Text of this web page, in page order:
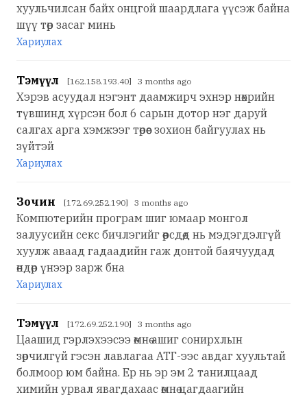
хуульчилсан байх онцгой шаардлага үүсэж байна
шүү төр засаг минь
Хариулах
Тэмүүл [162.158.193.40] 3 months ago
Хэрэв асуудал нэгэнт даамжирч эхнэр нөхрийн
түвшинд хүрсэн бол 6 сарын дотор нэг даруй
салгах арга хэмжээг төрөөс зохион байгуулах нь
зүйтэй
Хариулах
Зочин [172.69.252.190] 3 months ago
Компютерийн програм шиг юмаар монгол
залуусийн секс бичлэгийг өөрсдөд нь мэдэгдэлгүй
хуулж аваад гадаадийн гаж донтой баячуудад
өндөр үнээр зарж бна
Хариулах
Тэмүүл [172.69.252.190] 3 months ago
Цаашид гэрлэхээсээ өмнө ашиг сонирхлын
зөрчилгүй гэсэн лавлагаа АТГ-ээс авдаг хуультай
болмоор юм байна. Ер нь эр эм 2 танилцаад
химийн урвал явагдахаас өмнө цагдаагийн